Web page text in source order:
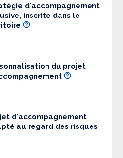
d'accompagnement
inscrite dans le
du projet
d'accompagnement
au regard des risques